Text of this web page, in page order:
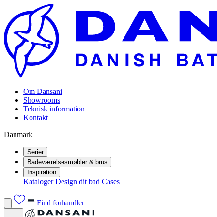
Om Dansani
Showrooms
Teknisk information
Kontakt
Danmark
Serier
Badeværelsesmøbler & brus
Inspiration
Kataloger Design dit bad Cases
Find forhandler